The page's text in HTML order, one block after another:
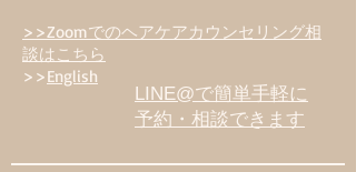
>>Zoomでのヘアケアカウンセリング相
談はこちら
>>English
LINE@で簡単手軽に
予約・相談できます